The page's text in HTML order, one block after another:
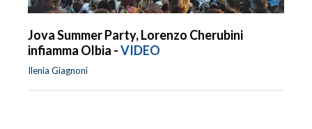
Jova Summer Party, Lorenzo Cherubini
infiamma Olbia -VIDEO
Ilenia Giagnoni